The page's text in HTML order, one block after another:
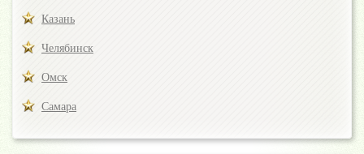
Казань
Челябинск
Омск
Самара